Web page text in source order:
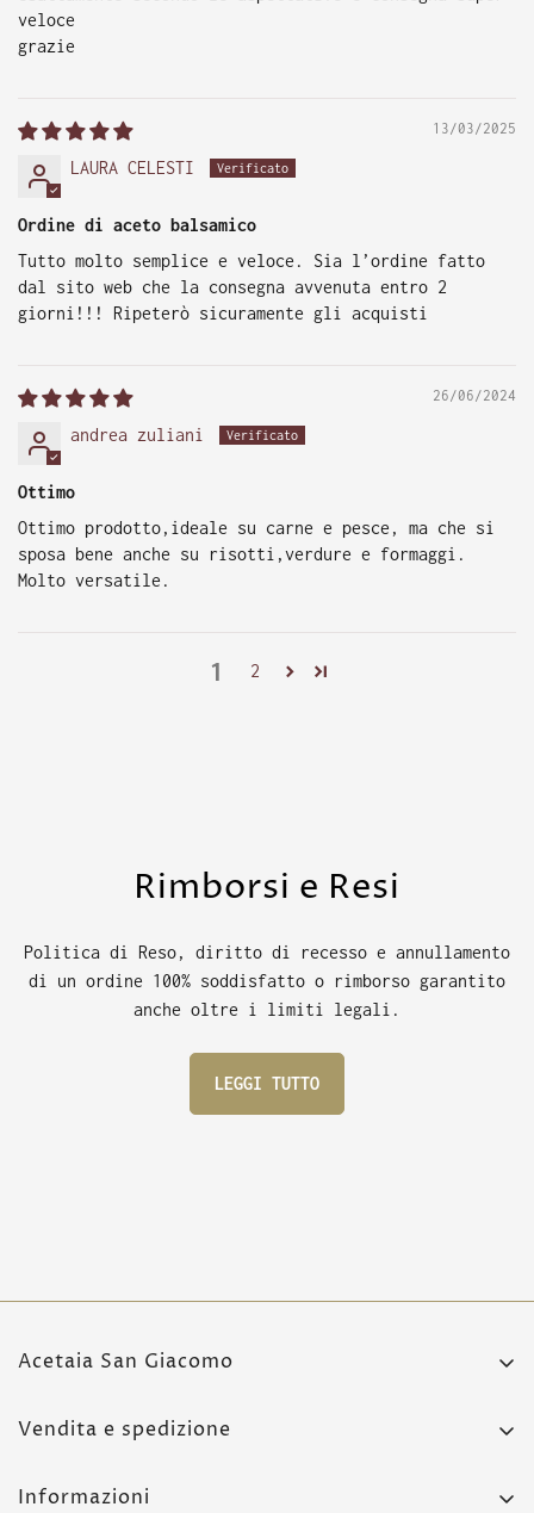
veloce
grazie
13/03/2025
LAURA CELESTI
Ordine di aceto balsamico
Tutto molto semplice e veloce. Sia l’ordine fatto
dal sito web che la consegna avvenuta entro 2
giorni!!! Ripeterò sicuramente gli acquisti
26/06/2024
andrea zuliani
Ottimo
Ottimo prodotto,ideale su carne e pesce, ma che si
sposa bene anche su risotti,verdure e formaggi.
Molto versatile.
1 2
Rimborsi e Resi
Politica di Reso, diritto di recesso e annullamento
di un ordine 100% soddisfatto o rimborso garantito
anche oltre i limiti legali.
LEGGI TUTTO
Acetaia San Giacomo
42017 Novellara (RE)
Vendita e spedizione
Informazioni